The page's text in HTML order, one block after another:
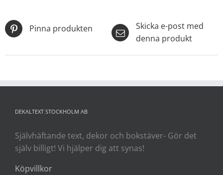
Pinna produkten
Skicka e-post med
denna produkt
DEKALTEXT STOCKHOLM AB
Självhäftande text, dekor och bokstäver- Gör det
själv billigt! Vi hjälper dig att synas!
Köpvillkor